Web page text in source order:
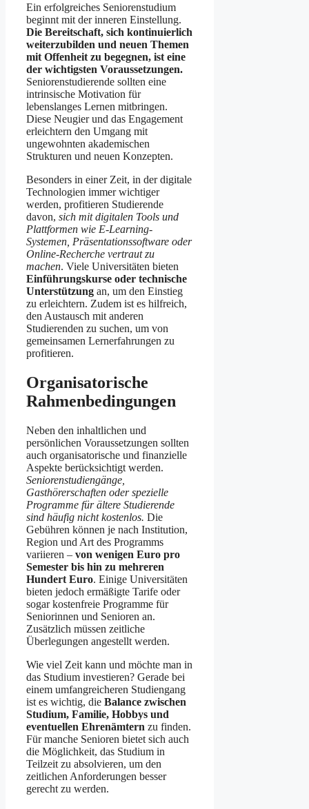
Ein erfolgreiches Seniorenstudium
beginnt mit der inneren Einstellung.
Die Bereitschaft, sich kontinuierlich
weiterzubilden und neuen Themen
mit Offenheit zu begegnen, ist eine
der wichtigsten Voraussetzungen.
Seniorenstudierende sollten eine
intrinsische Motivation für
lebenslanges Lernen mitbringen.
Diese Neugier und das Engagement
erleichtern den Umgang mit
ungewohnten akademischen
Strukturen und neuen Konzepten.
Besonders in einer Zeit, in der digitale
Technologien immer wichtiger
werden, profitieren Studierende
davon, sich mit digitalen Tools und
Plattformen wie E-Learning-
Systemen, Präsentationssoftware oder
Online-Recherche vertraut zu
machen. Viele Universitäten bieten
Einführungskurse oder technische
Unterstützung an, um den Einstieg
zu erleichtern. Zudem ist es hilfreich,
den Austausch mit anderen
Studierenden zu suchen, um von
gemeinsamen Lernerfahrungen zu
profitieren.
Organisatorische
Rahmenbedingungen
Neben den inhaltlichen und
persönlichen Voraussetzungen sollten
auch organisatorische und finanzielle
Aspekte berücksichtigt werden.
Seniorenstudiengänge,
Gasthörerschaften oder spezielle
Programme für ältere Studierende
sind häufig nicht kostenlos. Die
Gebühren können je nach Institution,
Region und Art des Programms
variieren – von wenigen Euro pro
Semester bis hin zu mehreren
Hundert Euro. Einige Universitäten
bieten jedoch ermäßigte Tarife oder
sogar kostenfreie Programme für
Seniorinnen und Senioren an.
Zusätzlich müssen zeitliche
Überlegungen angestellt werden.
Wie viel Zeit kann und möchte man in
das Studium investieren? Gerade bei
einem umfangreicheren Studiengang
ist es wichtig, die Balance zwischen
Studium, Familie, Hobbys und
eventuellen Ehrenämtern zu finden.
Für manche Senioren bietet sich auch
die Möglichkeit, das Studium in
Teilzeit zu absolvieren, um den
zeitlichen Anforderungen besser
gerecht zu werden.